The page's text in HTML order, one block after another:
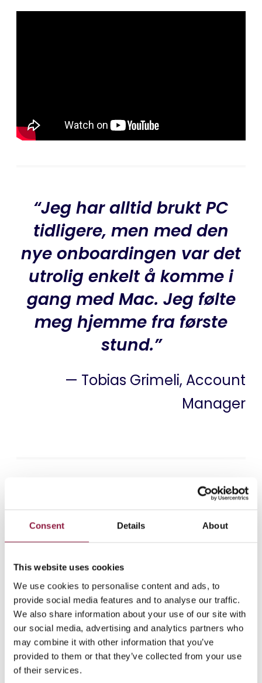
Consent Details About
This website uses cookies
We use cookies to personalise content and ads, to
provide social media features and to analyse our traffic.
We also share information about your use of our site with
our social media, advertising and analytics partners who
may combine it with other information that you’ve
provided to them or that they’ve collected from your use
of their services.
“Jeg har alltid brukt PC
tidligere, men med den
nye onboardingen var det
utrolig enkelt å komme i
gang med Mac. Jeg følte
meg hjemme fra første
stund.”
— Tobias Grimeli, Account
Manager
STEG 5: Sømløs integrasjon på
Kraften i Apple sitt
økosystem